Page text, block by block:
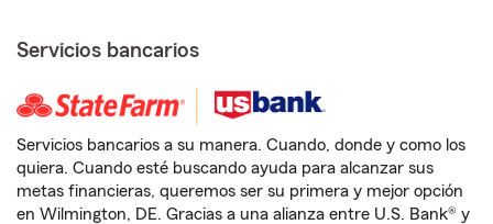
Servicios bancarios
Servicios bancarios a su manera. Cuando, donde y como los
quiera. Cuando esté buscando ayuda para alcanzar sus
metas financieras, queremos ser su primera y mejor opción
en Wilmington, DE. Gracias a una alianza entre U.S. Bank® y